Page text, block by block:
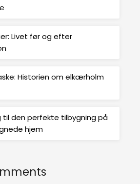
Livet før og efter
Historien om elkærholm
til den perfekte tilbygning på
hjem